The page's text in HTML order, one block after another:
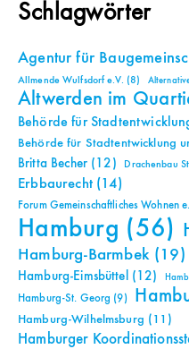
Schlagwörter
Agentur für
Allmende Wulfsdorf e.V. (8)
Altwerden im
Behörde für
Behörde für Stadtentwicklung
Britta Becher(12) Drachenbau
Erbbaurecht(14)
Forum Gemeinschaftliches Wohnen
Hamburg (56)
Hamburg-Barmbek(19)
Hamburg-Eimsbüttel (12)
Hamburg-St. Georg (9)
Hamburg-Wilhelmsburg (11)
Hamburger